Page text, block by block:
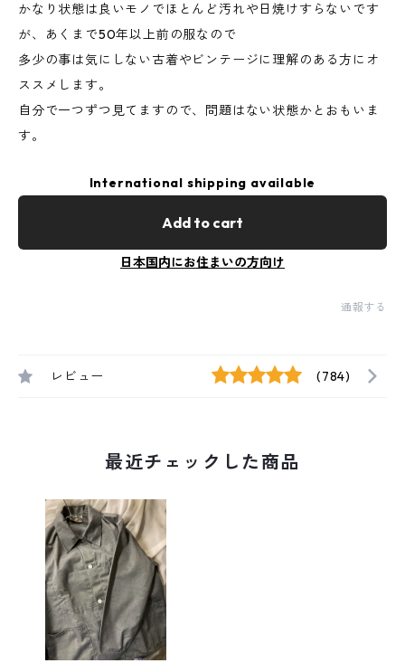
かなり状態は良いモノでほとんど汚れや日焼けすらないです
が、あくまで50年以上前の服なので
多少の事は気にしない古着やビンテージに理解のある方にオ
ススメします。
自分で一つずつ見てますので、問題はない状態かとおもいま
す。
International shipping available
Add to cart
日本国内にお住まいの方向け
通報する
レビュー (784)
最近チェックした商品